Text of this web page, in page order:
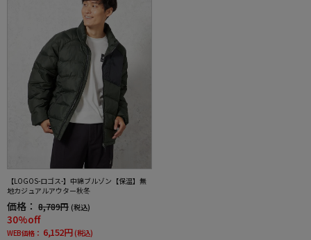
【LOGOS-ロゴス-】中綿ブルゾン【保温】無
地カジュアルアウター秋冬
価格： 8,789円 (税込)
30%off
WEB価格： 6,152円 (税込)